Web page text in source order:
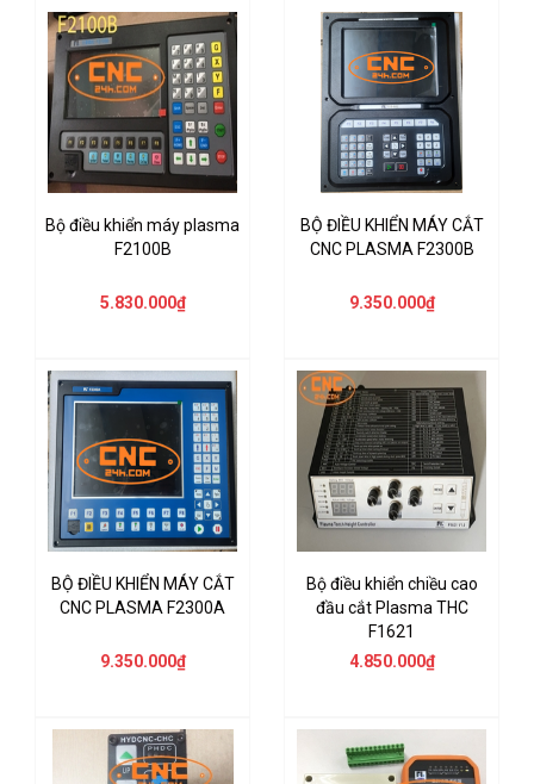
Bộ điều khiển máy plasma
F2100B
5.830.000₫
BỘ ĐIỀU KHIỂN MÁY CẮT
CNC PLASMA F2300B
9.350.000₫
BỘ ĐIỀU KHIỂN MÁY CẮT
CNC PLASMA F2300A
9.350.000₫
Bộ điều khiển chiều cao
đầu cắt Plasma THC
F1621
4.850.000₫